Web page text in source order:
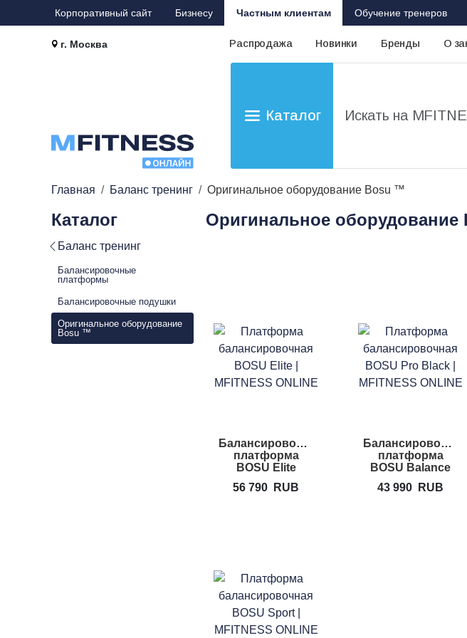
Корпоративный сайт Бизнесу Частным клиентам Обучение тренеров
г. Москва Распродажа Новинки Бренды О
Каталог
Главная Баланс тренинг Оригинальное оборудование Bosu ™
Каталог
Баланс тренинг
Балансировочные
платформы
Балансировочные подушки
Оригинальное оборудование
Bosu ™
Оригинальное
Балансировочная
платформа
BOSU Elite
56 790
RUB
Балансировочная
платформа
BOSU Balance
43 990 RUB